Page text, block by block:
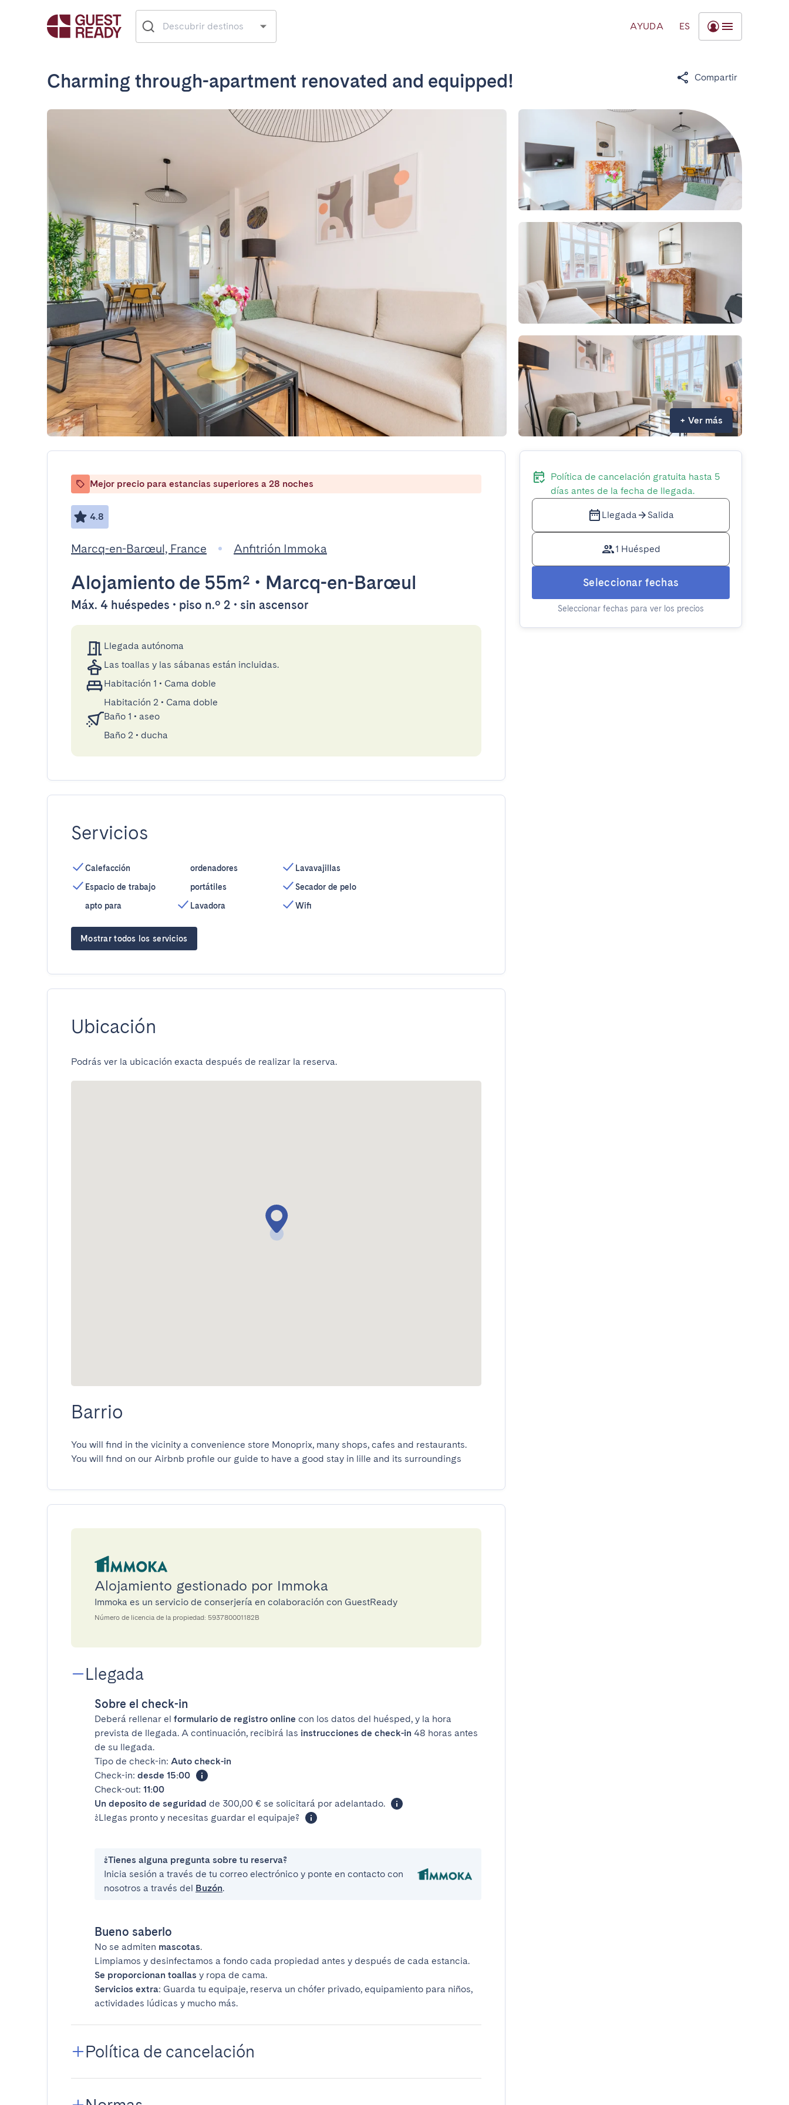
AYUDA ES
Charming through-apartment renovated and equipped! Compartir
+ Ver más
Mejor precio para estancias superiores a 28 noches
4.8
Marcq-en-Barœul, France Anfitrión Immoka
Alojamiento de 55m² • Marcq-en-Barœul
Máx. 4 huéspedes • piso n.º 2 • sin ascensor
Llegada autónoma
Las toallas y las sábanas están incluidas.
Habitación 1 • Cama doble
Habitación 2 • Cama doble
Baño 1 • aseo
Baño 2 • ducha
Servicios
Calefacción
Espacio de trabajo
apto para
ordenadores
portátiles
Lavadora
Lavavajillas
Secador de pelo
Wifi
Mostrar todos los servicios
Ubicación
Podrás ver la ubicación exacta después de realizar la reserva.
Barrio
You will find in the vicinity a convenience store Monoprix, many shops, cafes and restaurants.
You will find on our Airbnb profile our guide to have a good stay in lille and its surroundings
Alojamiento gestionado por Immoka
Immoka es un servicio de conserjería en colaboración con GuestReady
Número de licencia de la propiedad: 593780001182B
Llegada
Sobre el check-in
Deberá rellenar el formulario de registro online con los datos del huésped, y la hora
prevista de llegada. A continuación, recibirá las instrucciones de check-in 48 horas antes
de su llegada.
Tipo de check-in: Auto check-in
Check-in: desde 15:00
Check-out: 11:00
Un deposito de seguridad de 300,00 € se solicitará por adelantado.
¿Llegas pronto y necesitas guardar el equipaje?
¿Tienes alguna pregunta sobre tu reserva?
Inicia sesión a través de tu correo electrónico y ponte en contacto con
nosotros a través del Buzón.
Bueno saberlo
No se admiten mascotas.
Limpiamos y desinfectamos a fondo cada propiedad antes y después de cada estancia.
Se proporcionan toallas y ropa de cama.
Servicios extra: Guarda tu equipaje, reserva un chófer privado, equipamiento para niños,
actividades lúdicas y mucho más.
Política de cancelación
Política de cancelación gratuita hasta 5
días antes de la fecha de llegada.
Llegada Salida
1 Huésped
Seleccionar fechas
Seleccionar fechas para ver los precios